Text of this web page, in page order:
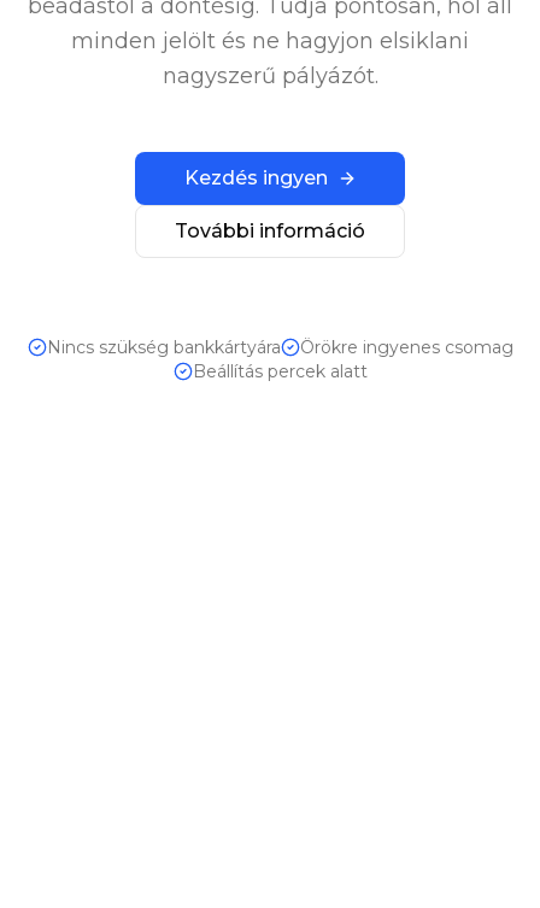
beadástól a döntésig. Tudja pontosan, hol áll
minden jelölt és ne hagyjon elsiklani
nagyszerű pályázót.
Kezdés ingyen
További információ
Nincs szükség bankkártyára
Örökre ingyenes csomag
Beállítás percek alatt